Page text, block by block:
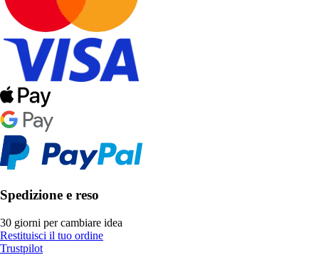
Spedizione e reso
30 giorni per cambiare idea
Restituisci il tuo ordine
Trustpilot